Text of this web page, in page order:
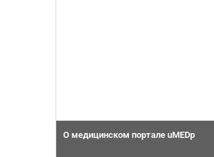
О медицинском портале uMEDp